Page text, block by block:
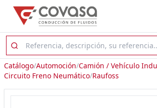
Catálogo/Automoción/Camión / Vehículo
Circuito Freno Neumático/Raufoss